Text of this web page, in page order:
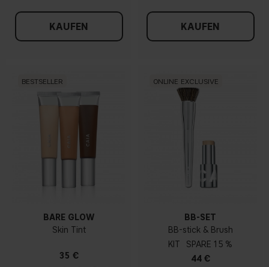
KAUFEN KAUFEN
BESTSELLER
BARE GLOW
Skin Tint
35 €
ONLINE EXCLUSIVE
BB-SET
BB-stick & Brush
KIT
15 %
44 €